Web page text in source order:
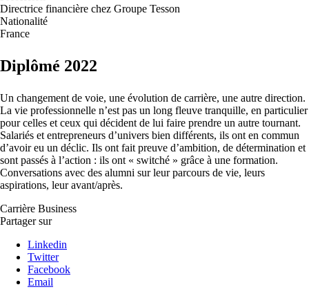
Directrice financière chez Groupe Tesson
Nationalité
France
Diplômé 2022
Un changement de voie, une évolution de carrière, une autre direction.
La vie professionnelle n’est pas un long fleuve tranquille, en particulier
pour celles et ceux qui décident de lui faire prendre un autre tournant.
Salariés et entrepreneurs d’univers bien différents, ils ont en commun
d’avoir eu un déclic. Ils ont fait preuve d’ambition, de détermination et
sont passés à l’action : ils ont « switché » grâce à une formation.
Conversations avec des alumni sur leur parcours de vie, leurs
aspirations, leur avant/après.
Carrière Business
Partager sur
Linkedin
Twitter
Facebook
Email